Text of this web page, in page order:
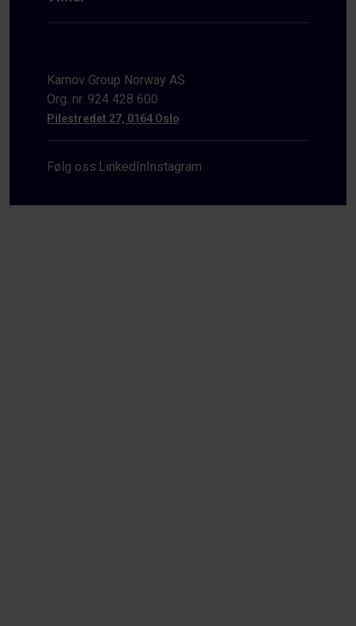
Karnov Group Norway AS
Org. nr. 924 428 600
Pilestredet 27, 0164 Oslo
Følg oss:LinkedInInstagram